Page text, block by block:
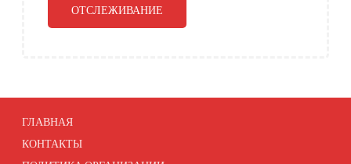
ОТСЛЕЖИВАНИЕ
ГЛАВНАЯ
КОНТАКТЫ